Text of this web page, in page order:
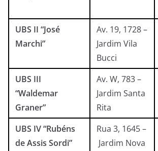
UBS II “José
Marchi”
Av. 19, 1728 –
Jardim Vila
Bucci
UBS III
“Waldemar
Graner”
Av. W, 783 –
Jardim Santa
Rita
UBS IV “Rubéns
de Assis Sordi”
Rua 3, 1645 –
Jardim Nova